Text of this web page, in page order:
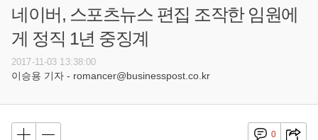
네이버, 스포츠뉴스 편집 조작한 임원에
게 정직 1년 중징계
2017-11-03 13:38:00
이승용 기자 - romancer@businesspost.co.kr
0